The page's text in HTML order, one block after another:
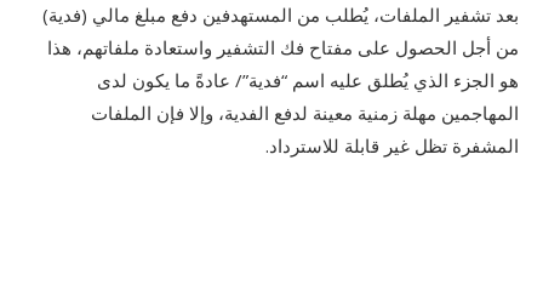
بعد تشفير الملفات، يُطلب من المستهدفين دفع مبلغ مالي (فدية)
من أجل الحصول على مفتاح فك التشفير واستعادة ملفاتهم، هذا
هو الجزء الذي يُطلق عليه اسم “فدية”/ عادةً ما يكون لدى
المهاجمين مهلة زمنية معينة لدفع الفدية، وإلا فإن الملفات
المشفرة تظل غير قابلة للاسترداد.